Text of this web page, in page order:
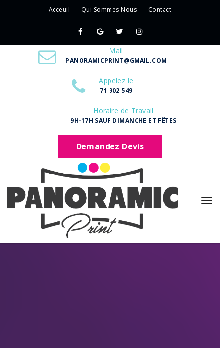
Acceuil Qui Sommes Nous Contact
Mail
PANORAMICPRINT@GMAIL.COM
Appelez le
71 902 549
Horaire de Travail
9H-17H SAUF DIMANCHE ET FÊTES
Demandez Devis